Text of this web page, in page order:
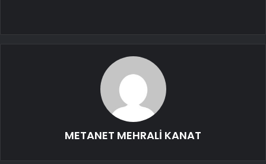
METANET MEHRALİ KANAT